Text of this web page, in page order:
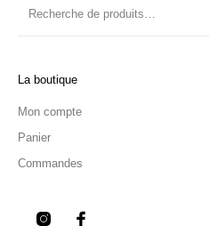
La boutique
Mon compte
Panier
Commandes